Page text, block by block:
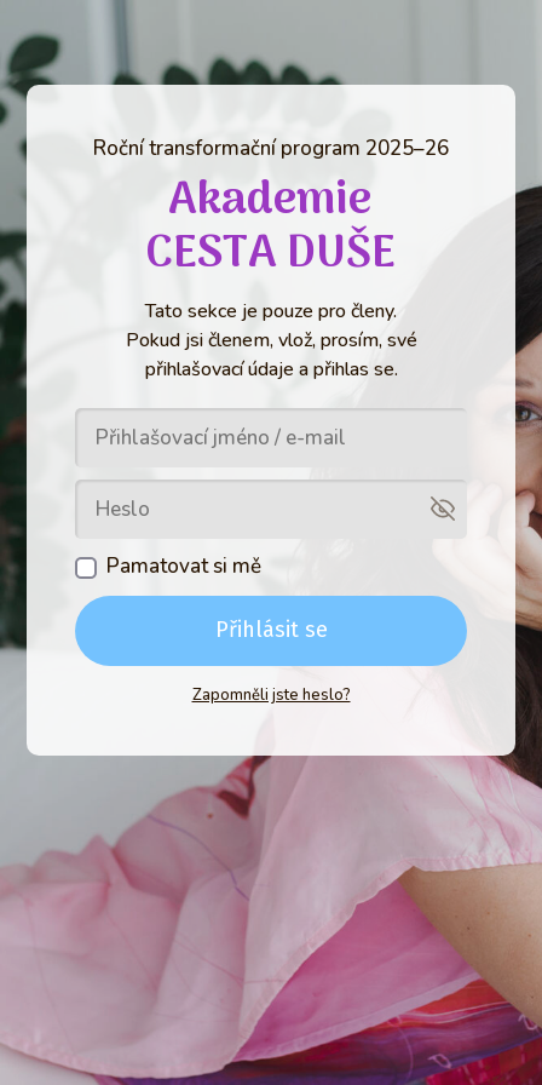
Roční transformační program 2025–26
Akademie
CESTA DUŠE
Tato sekce je pouze pro členy.
Pokud jsi členem, vlož, prosím, své
přihlašovací údaje a přihlas se.
Pamatovat si mě
Přihlásit se
Zapomněli jste heslo?